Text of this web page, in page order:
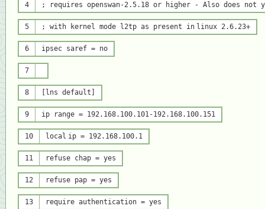
4 ; requires openswan-2.5.18 or higher - Also does not
5 ; with kernel mode l2tp as present in linux 2.6.23+
6 ipsec saref = no
7
8 [lns default]
9 ip range = 192.168.100.101-192.168.100.151
10 local ip = 192.168.100.1
11 refuse chap = yes
12 refuse pap = yes
13 require authentication = yes